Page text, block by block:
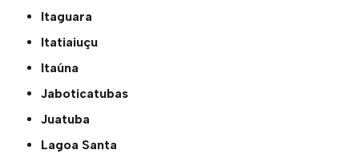
Itaguara
Itatiaiuçu
Itaúna
Jaboticatubas
Juatuba
Lagoa Santa